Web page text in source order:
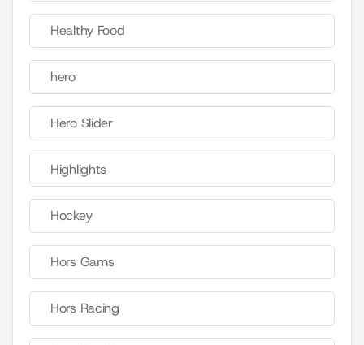
Healthy Food
hero
Hero Slider
Highlights
Hockey
Hors Gams
Hors Racing